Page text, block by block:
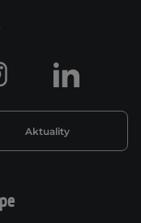
Aktuality
LinkedIn